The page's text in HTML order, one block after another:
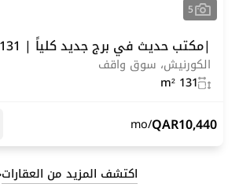
5
|مكتب حديث في برج جديد كلياً | 131 متر مربع
الكورنيش، سوق واقف
131 m²
10,440
QAR
/mo
اكتشف المزيد من العقارات